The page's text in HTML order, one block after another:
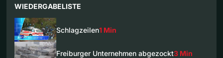
WIEDERGABELISTE
Schlagzeilen1 Min
Freiburger Unternehmen abgezockt3 Min